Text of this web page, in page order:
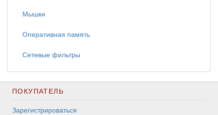
Мышки
Оперативная память
Сетевые фильтры
ПОКУПАТЕЛЬ
Зарегистрироваться